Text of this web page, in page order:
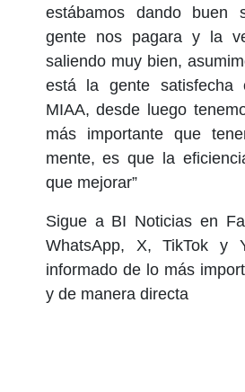
estábamos dando buen
gente nos pagara y la
saliendo muy bien,
está la gente
MIAA, desde luego
más importante que
mente, es que la
que mejorar”
Sigue a BI Noticias en
WhatsApp, X, TikTok y
informado de lo más
y de manera directa